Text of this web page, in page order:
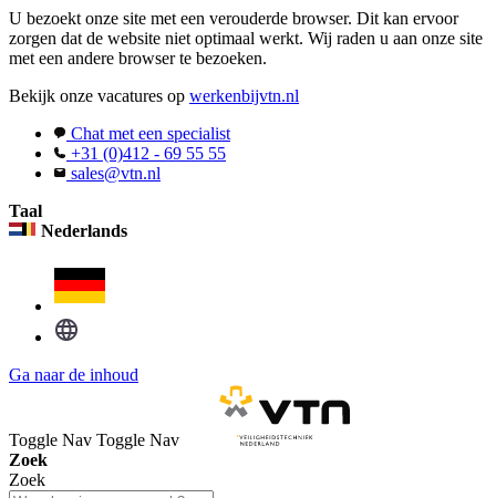
U bezoekt onze site met een verouderde browser. Dit kan ervoor
zorgen dat de website niet optimaal werkt. Wij raden u aan onze site
met een andere browser te bezoeken.
Bekijk onze vacatures op werkenbijvtn.nl
Chat met een specialist
+31 (0)412 - 69 55 55
sales@vtn.nl
Taal
Nederlands
Ga naar de inhoud
Toggle Nav Toggle Nav
Zoek
Zoek